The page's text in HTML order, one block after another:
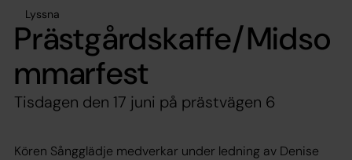
Lyssna
Prästgårdskaffe/Midso
mmarfest
Tisdagen den 17 juni på prästvägen 6
Kören Sångglädje medverkar under ledning av Denise